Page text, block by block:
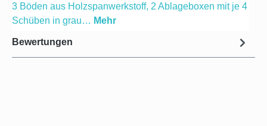
3 Böden aus Holzspanwerkstoff, 2 Ablageboxen mit je 4
Schüben in grau… Mehr
Bewertungen